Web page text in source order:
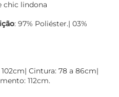
chic lindona
: 97% Poliéster.| 03%
Cintura: 78 a 86cm|
112cm.